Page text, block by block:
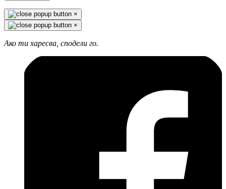
×
×
Ако ти харесва, сподели го.